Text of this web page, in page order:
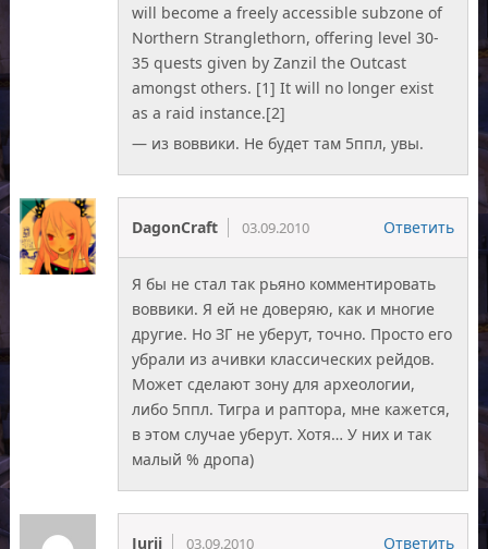
will become a freely accessible subzone of
Northern Stranglethorn, offering level 30-
35 quests given by Zanzil the Outcast
amongst others. [1] It will no longer exist
as a raid instance.[2]
— из воввики. Не будет там 5ппл, увы.
DagonCraft 03.09.2010 Ответить
Я бы не стал так рьяно комментировать
воввики. Я ей не доверяю, как и многие
другие. Но ЗГ не уберут, точно. Просто его
убрали из ачивки классических рейдов.
Может сделают зону для археологии,
либо 5ппл. Тигра и раптора, мне кажется,
в этом случае уберут. Хотя… У них и так
малый % дропа)
Jurii 03.09.2010 Ответить